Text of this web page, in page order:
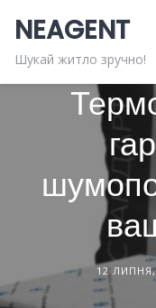
content
NEAGENT
Шукай житло зручно!
12 ЛИПНЯ,